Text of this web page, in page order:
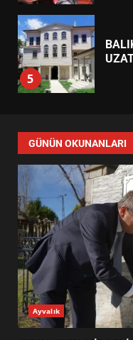
6
7
YENİ
1
ESA
GÜNÜN OKUNANLARI
Ayvalık